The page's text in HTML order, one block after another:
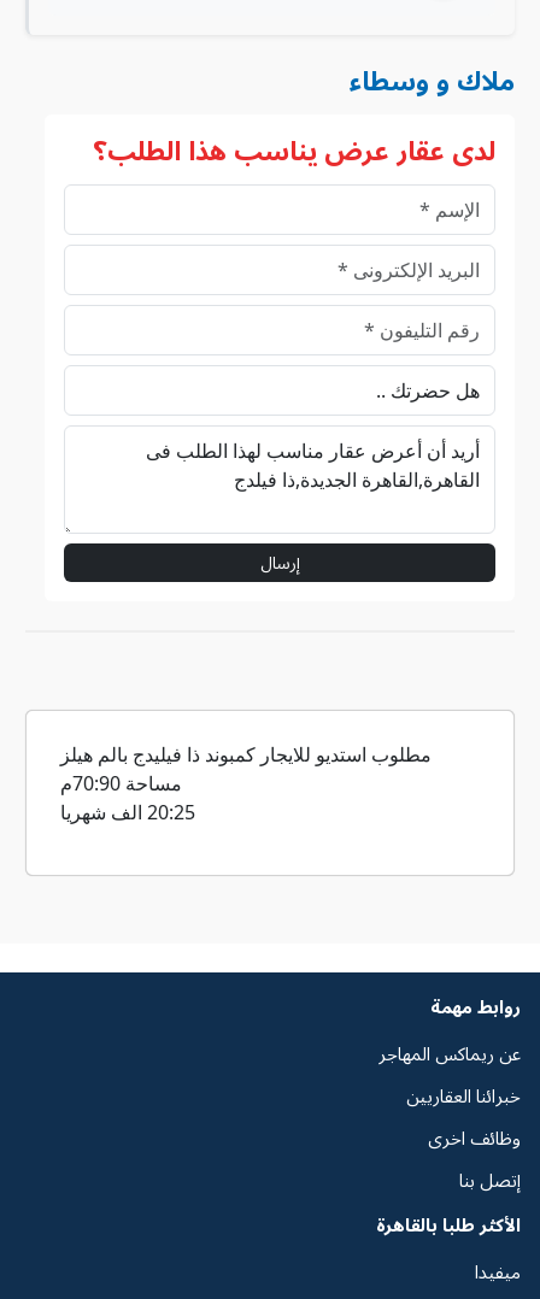
ملاك و وسطاء
لدى عقار عرض يناسب هذا الطلب؟
إرسال
مطلوب استديو للايجار كمبوند ذا فيليدج بالم هيلز
مساحة 70:90م
20:25 الف شهريا
روابط مهمة
عن ريماكس المهاجر
خبرائنا العقاريين
وظائف اخرى
إتصل بنا
الأكثر طلبا بالقاهرة
ميفيدا